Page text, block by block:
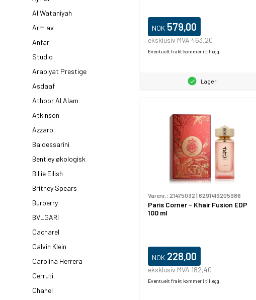
Al Wataniyah
Arm av
Anfar
Studio
Arabiyat Prestige
Asdaaf
Athoor Al Alam
Atkinson
Azzaro
Baldessarini
Bentley økologisk
Billie Eilish
Britney Spears
Burberry
BVLGARI
Cacharel
Calvin Klein
Carolina Herrera
Cerruti
Chanel
NOK 579,00
eksklusiv MVA 463,20
Eventuelt frakt kommer i tillegg.
Lager
Varenr.: 21475032 | 6291419205986
Paris Corner - Khair Fusion EDP
100 ml
NOK 228,00
eksklusiv MVA 182,40
Eventuelt frakt kommer i tillegg.